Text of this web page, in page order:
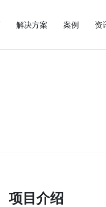
解决方案 案例 资
项目介绍